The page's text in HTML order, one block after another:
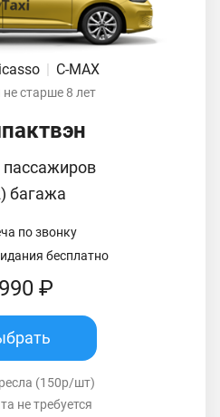
| C-MAX
старше 8 лет
пассажиров
багажа
по звонку
бесплатно
₽
(150р/шт)
не требуется